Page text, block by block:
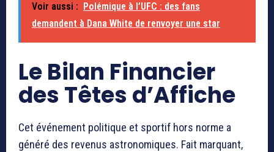
Voir aussi :
Polémique à l’UFC : des fans
demandent à Dana White de renvoyer une star
Le Bilan Financier
des Têtes d’Affiche
Cet événement politique et sportif hors norme a
généré des revenus astronomiques. Fait marquant,